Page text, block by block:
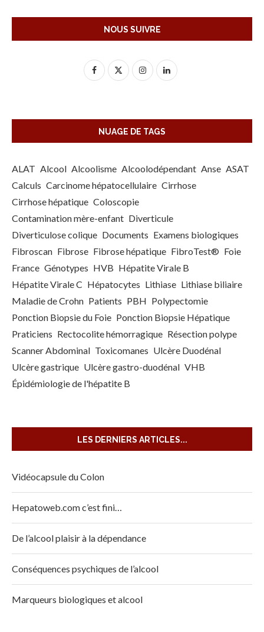
NOUS SUIVRE
NUAGE DE TAGS
ALAT Alcool Alcoolisme Alcoolodépendant Anse ASAT
Calculs Carcinome hépatocellulaire Cirrhose
Cirrhose hépatique Coloscopie
Contamination mère-enfant Diverticule
Diverticulose colique Documents Examens biologiques
Fibroscan Fibrose Fibrose hépatique FibroTest® Foie
France Génotypes HVB Hépatite Virale B
Hépatite Virale C Hépatocytes Lithiase Lithiase biliaire
Maladie de Crohn Patients PBH Polypectomie
Ponction Biopsie du Foie Ponction Biopsie Hépatique
Praticiens Rectocolite hémorragique Résection polype
Scanner Abdominal Toxicomanes Ulcère Duodénal
Ulcère gastrique Ulcère gastro-duodénal VHB
Épidémiologie de l'hépatite B
LES DERNIERS ARTICLES...
Vidéocapsule du Colon
Hepatoweb.com c’est fini…
De l’alcool plaisir à la dépendance
Conséquences psychiques de l’alcool
Marqueurs biologiques et alcool